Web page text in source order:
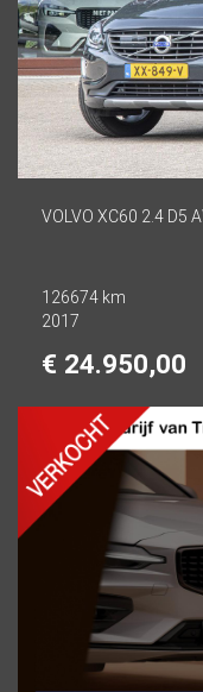
VOLVO XC60 2.4 D5
126674 km
2017
€ 24.950,00